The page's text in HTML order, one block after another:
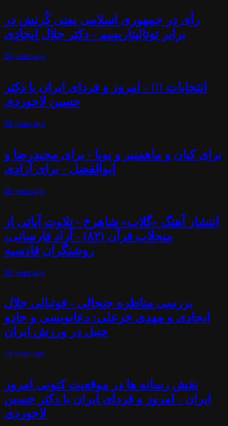
رأی در جمهوری اسلامی یعنی کُرنش در
برابر توتالیتاریسم - دکتر جلال ایجادی
56 years ago
انتخابات !!! - امروز و فردای ایران با دکتر
حسین لاجوردی
56 years ago
برای کیان و ماهمنیر و پویا - برای مجیدرضا و
ابوالفضل - برای آزادی
56 years ago
انتشار آهنگ «گلاب» شاهرخ - تلاوت آیاتی از
منجلاب قرآن (۸۲) - آزاد فارسانی،
روشنگران قادسیه
56 years ago
بررسی مناظره جنجالی - فوتبالی جلال
ایجادی و مهدی خزعلی: دعانویسی و جادو
جنبل در ورزش ایران
56 years ago
نقش رسانه ها در موقعیت کنونی امروز
ایران - امروز و فردای ایران با دکتر حسین
لاجوردی